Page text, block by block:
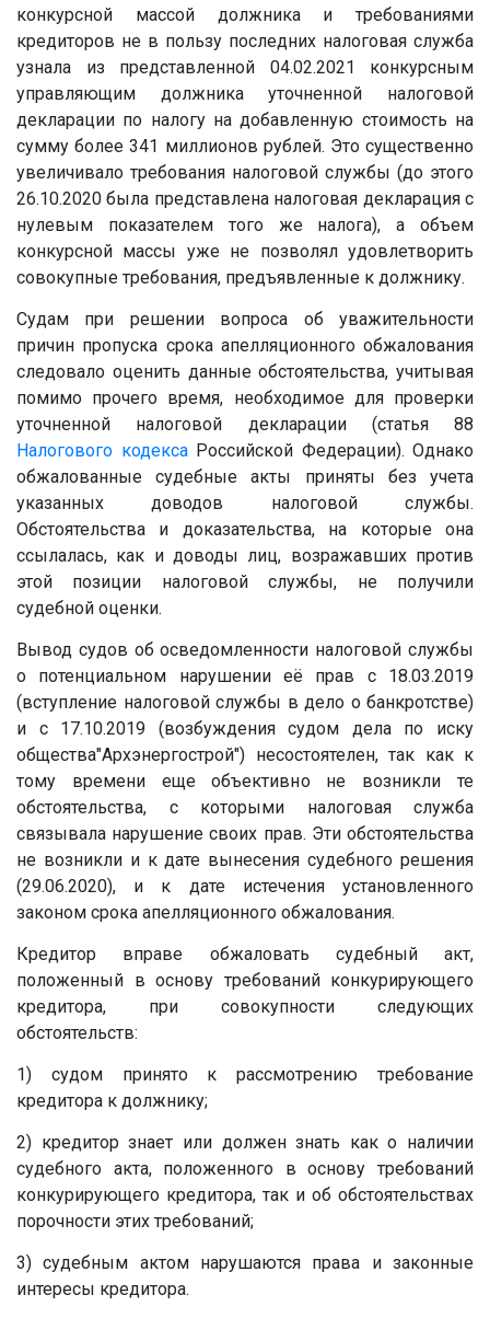
конкурсной массой должника и требованиями
кредиторов не в пользу последних налоговая служба
узнала из представленной 04.02.2021 конкурсным
управляющим должника уточненной налоговой
декларации по налогу на добавленную стоимость на
сумму более 341 миллионов рублей. Это существенно
увеличивало требования налоговой службы (до этого
26.10.2020 была представлена налоговая декларация с
нулевым показателем того же налога), а объем
конкурсной массы уже не позволял удовлетворить
совокупные требования, предъявленные к должнику.
Судам при решении вопроса об уважительности
причин пропуска срока апелляционного обжалования
следовало оценить данные обстоятельства, учитывая
помимо прочего время, необходимое для проверки
уточненной налоговой декларации (статья 88
Налогового кодексаРоссийской Федерации). Однако
обжалованные судебные акты приняты без учета
указанных доводов налоговой службы.
Обстоятельства и доказательства, на которые она
ссылалась, как и доводы лиц, возражавших против
этой позиции налоговой службы, не получили
судебной оценки.
Вывод судов об осведомленности налоговой службы
о потенциальном нарушении её прав с 18.03.2019
(вступление налоговой службы в дело о банкротстве)
и с 17.10.2019 (возбуждения судом дела по иску
общества"Архэнергострой") несостоятелен, так как к
тому времени еще объективно не возникли те
обстоятельства, с которыми налоговая служба
связывала нарушение своих прав. Эти обстоятельства
не возникли и к дате вынесения судебного решения
(29.06.2020), и к дате истечения установленного
законом срока апелляционного обжалования.
Кредитор вправе обжаловать судебный акт,
положенный в основу требований конкурирующего
кредитора, при совокупности следующих
обстоятельств:
1) судом принято к рассмотрению требование
кредитора к должнику;
2) кредитор знает или должен знать как о наличии
судебного акта, положенного в основу требований
конкурирующего кредитора, так и об обстоятельствах
порочности этих требований;
3) судебным актом нарушаются права и законные
интересы кредитора.